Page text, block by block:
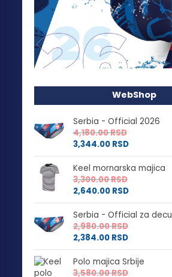
WebShop
Serbia - Official 2026
4,180.00RSD
3,344.00 RSD
Keel mornarska majica
3,300.00RSD
2,640.00 RSD
Serbia - Official za decu
2,980.00RSD
2,384.00 RSD
Polo majica Srbije
3,580.00RSD